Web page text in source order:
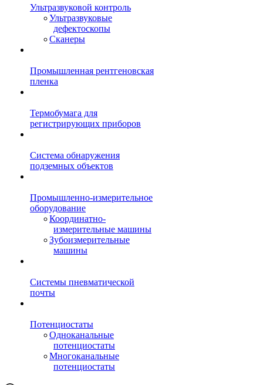
Ультразвуковой контроль
Ультразвуковые
дефектоскопы
Сканеры
Промышленная рентгеновская
пленка
Термобумага для
регистрирующих приборов
Система обнаружения
подземных объектов
Промышленно-измерительное
оборудование
Координатно-
измерительные машины
Зубоизмерительные
машины
Системы пневматической
почты
Потенциостаты
Одноканальные
потенциостаты
Многоканальные
потенциостаты